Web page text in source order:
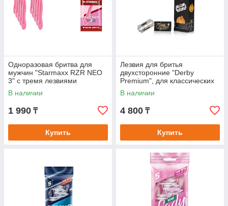
Одноразовая бритва для
мужчин "Starmaxx RZR NEO
3" с тремя лезвиями
В наличии
1 990 ₸
Купить
Лезвия для бритья
двухсторонние "Derby
Premium", для классических
"Т-образных" бритв
В наличии
4 800 ₸
Купить